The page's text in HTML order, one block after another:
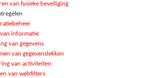
van fysieke beveiliging
informatie
van gegevens
van gegevenslekken
van activiteiten
van webfilters